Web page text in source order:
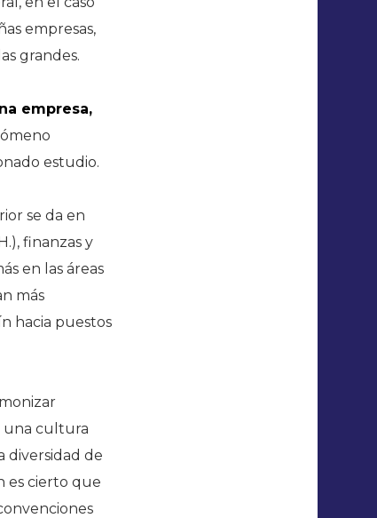
empresas,
grandes.
empresa,
estudio.
se da en
finanzas y
en las áreas
más
hacia puestos
una cultura
diversidad de
es cierto que